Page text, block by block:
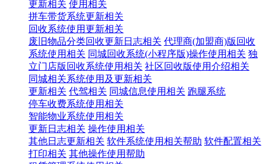
更新相关 使用相关
拼车带货系统更新相关
回收系统使用更新相关
废旧物品分类回收更新日志相关 代理商(加盟商)版回收
系统使用相关 同城回收系统(小程序版)操作使用相关 独
立门店版回收系统使用相关 社区回收版使用介绍相关
同城相关系统使用及更新相关
更新相关 代驾相关 同城信息使用相关 跑腿系统
停车收费系统使用相关
智能物业系统使用相关
更新日志相关 操作使用相关
其他日志更新相关 软件系统使用相关帮助 软件配置相关
打印相关 其他操作使用帮助